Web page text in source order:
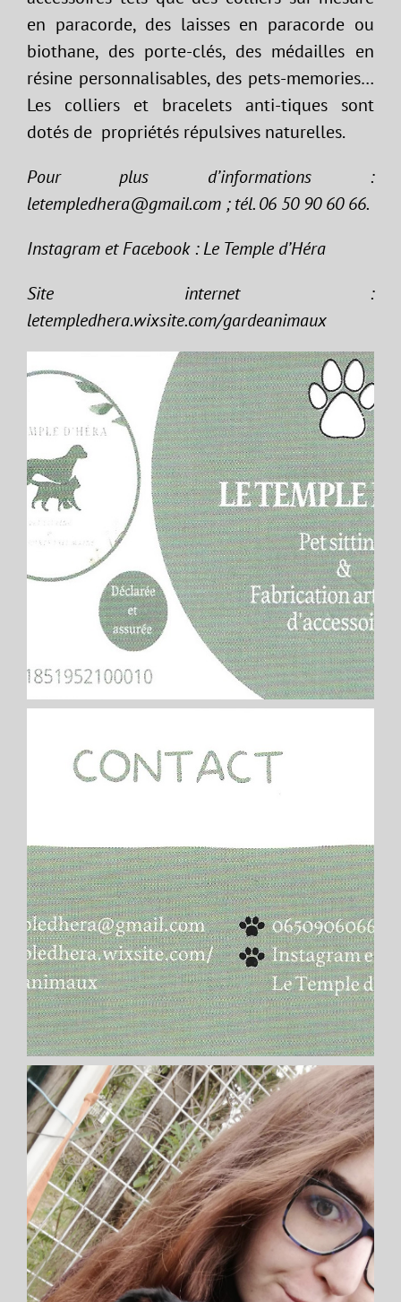
en paracorde, des laisses en paracorde ou
biothane, des porte-clés, des médailles en
résine personnalisables, des pets-memories…
Les colliers et bracelets anti-tiques sont
dotés de propriétés répulsives naturelles.
Pour plus d’informations :
letempledhera@gmail.com ; tél. 06 50 90 60 66.
Instagram et Facebook : Le Temple d’Héra
Site internet :
letempledhera.wixsite.com/gardeanimaux